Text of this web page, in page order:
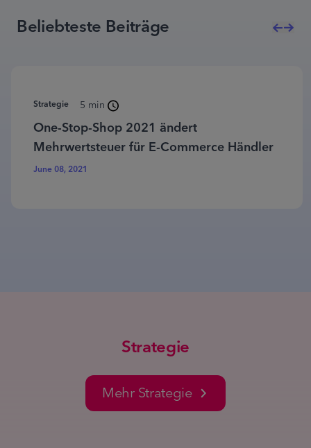
Beliebteste Beiträge
Strategie 5 min
One-Stop-Shop 2021 ändert
Mehrwertsteuer für E-Commerce Händler
June 08, 2021
Strategie
Mehr Strategie